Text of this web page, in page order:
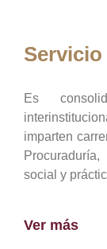
Es
imparten
social y
Ver más